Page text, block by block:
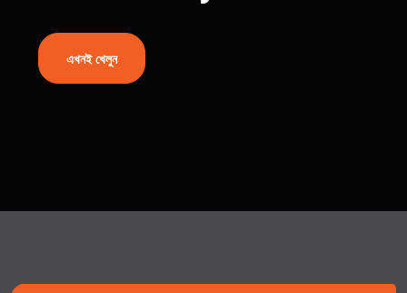
এখনই খেলুন